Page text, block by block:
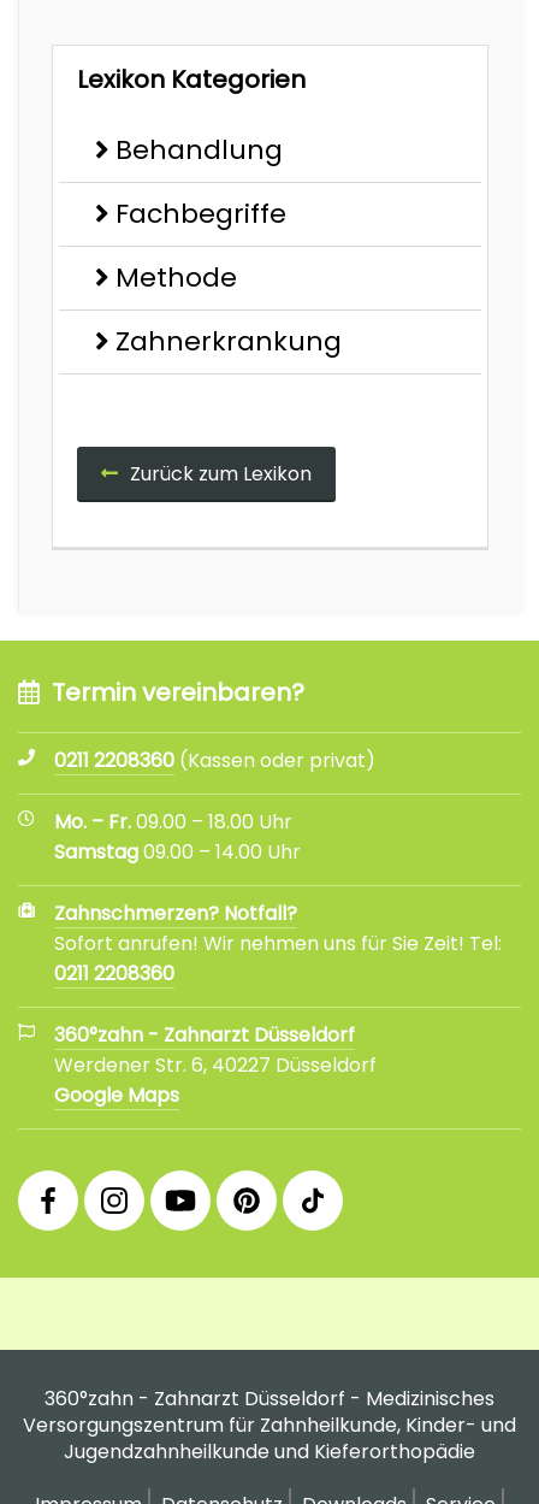
Lexikon Kategorien
Behandlung
Fachbegriffe
Methode
Zahnerkrankung
Zurück zum Lexikon
Termin vereinbaren?
0211 2208360 (Kassen oder privat)
Mo. – Fr.09.00 – 18.00 Uhr
Samstag09.00 – 14.00 Uhr
Zahnschmerzen? Notfall?
Sofort anrufen! Wir nehmen uns für Sie Zeit! Tel:
0211 2208360
360°zahn - Zahnarzt Düsseldorf
Werdener Str. 6, 40227 Düsseldorf
Google Maps
360°
Facebook
Fanpage
360°
Instagram
Praxis
360°
YouTube
Channel
360°
Pinterest
Profil
360°
tiktok
Profil
360°zahn - Zahnarzt Düsseldorf - Medizinisches
Versorgungszentrum für Zahnheilkunde, Kinder- und
Jugendzahnheilkunde und Kieferorthopädie